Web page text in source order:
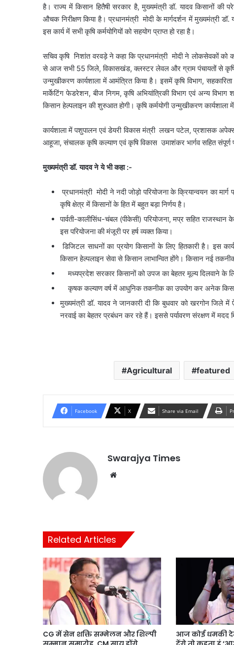
है। राज्य में किसान हितैषी सरकार है, मुख्यमंत्री डॉ. यादव किसानों की
औचक निरीक्षण किया है। प्रधानमंत्री मोदी के मार्गदर्शन में मुख्यमंत्री
इस कार्य में सभी कृषि कर्मयोगियों को सहयोग प्राप्त हो रहा है।
सचिव कृषि निशांत वरवड़े ने कहा कि प्रधानमंत्री मोदी ने लोकसेवकों को
से आज सभी 55 जिले, विकासखंड, क्लस्टर लेवल और ग्राम पंचायतों से कृषि से
उन्मुखीकरण कार्यशाला में आमंत्रित किया है। इसमें कृषि विभाग, सहकारिता
मार्केटिंग फेडरेशन, बीज निगम, कृषि अभियांत्रिकी विभाग एवं अन्य
किसान हेल्पलाइन की शुरुआत होगी। कृषि कर्मयोगी उन्मुखीकरण
कार्यशाला में पशुपालन एवं डेयरी विकास मंत्री लखन पटेल, प्रशासक
आहूजा, संचालक कृषि कल्याण एवं कृषि विकास उमाशंकर भार्गव सहित
मुख्यमंत्री डॉ. यादव ने ये भी कहा :-
प्रधानमंत्री मोदी ने नदी जोड़ो परियोजना के क्रियान्वयन का
कृषि क्षेत्र में किसानों के हित में बहुत बड़ा निर्णय है।
पार्वती-कालीसिंध-चंबल (पीकेसी) परियोजना, मप्र सहित राजस्थान
इस परियोजना की मंजूरी पर हर्ष व्यक्त किया।
डिजिटल साधनों का प्रयोग किसानों के लिए हितकारी है। इस
किसान हेल्पलाइन सेवा से किसान लाभान्वित होंगे। किसान नई
मध्यप्रदेश सरकार किसानों को उपज का बेहतर मूल्य दिलवाने के
कृषक कल्याण वर्ष में आधुनिक तकनीक का उपयोग कर अनेक
मुख्यमंत्री डॉ. यादव ने जानकारी दी कि बुधवार को खरगोन
नरवाई का बेहतर प्रबंधन कर रहे हैं। इससे पर्यावरण संरक्षण में मदद
Agricultural featured
Facebook X Share via Email
Swarajya Times
Related Articles
CG में सेन शक्ति सम्मेलन और शिल्पी
आज कोई धमकी